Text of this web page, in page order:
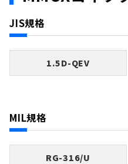
JIS規格
1.5D-QEV
MIL規格
RG-316/U